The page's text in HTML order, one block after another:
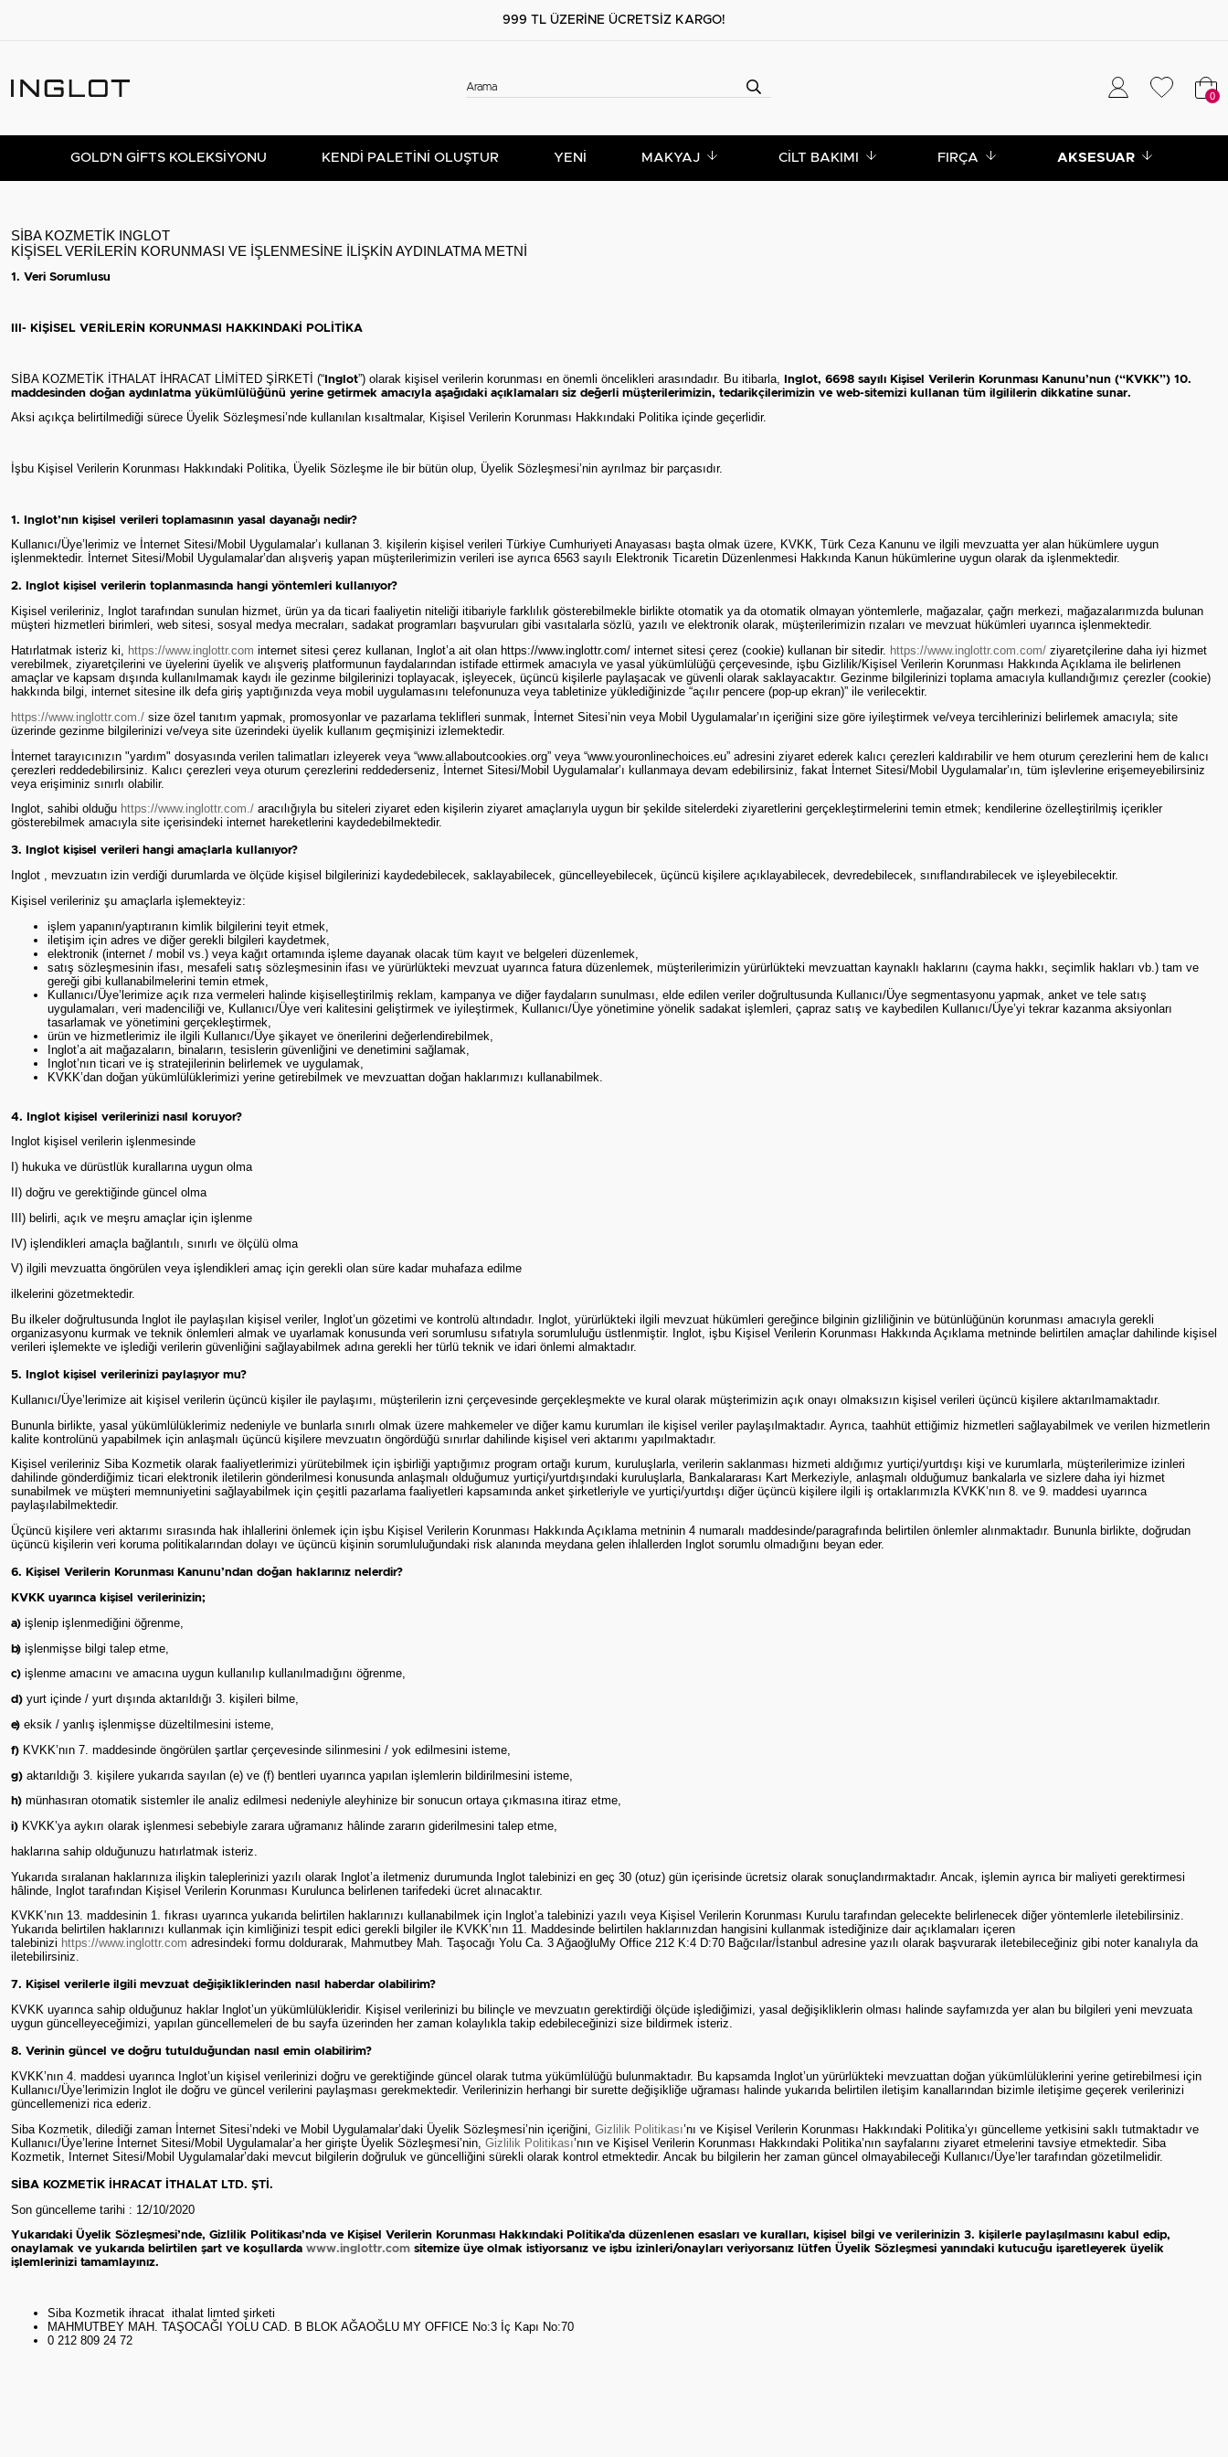
999 TL ÜZERİNE ÜCRETSİZ KARGO!
0
GOLD'N GIFTS KOLEKSIYONU KENDİ PALETİNİ OLUŞTUR YENİ MAKYAJ CILT BAKIMI FIRÇA AKSESUAR
SİBA KOZMETİK INGLOT
KİŞİSEL VERİLERİN KORUNMASI VE İŞLENMESİNE İLİŞKİN AYDINLATMA METNİ
1. Veri Sorumlusu
III- KİŞİSEL VERİLERİN KORUNMASI HAKKINDAKİ POLİTİKA
SİBA KOZMETİK İTHALAT İHRACAT LİMİTED ŞİRKETİ (“ Inglot”) olarak kişisel verilerin korunması en önemli öncelikleri arasındadır. Bu itibarla,
Inglot, 6698 sayılı Kişisel Verilerin Korunması Kanunu’nun (“KVKK”) 10.
maddesinden doğan aydınlatma yükümlülüğünü yerine getirmek amacıyla aşağıdaki açıklamaları siz değerli müşterilerimizin, tedarikçilerimizin ve web-sitemizi kullanan tüm ilgililerin dikkatine sunar.
Aksi açıkça belirtilmediği sürece Üyelik Sözleşmesi’nde kullanılan kısaltmalar, Kişisel Verilerin Korunması Hakkındaki Politika içinde geçerlidir.
İşbu Kişisel Verilerin Korunması Hakkındaki Politika, Üyelik Sözleşme ile bir bütün olup, Üyelik Sözleşmesi’nin ayrılmaz bir parçasıdır.
1. Inglot’nın kişisel verileri toplamasının yasal dayanağı nedir?
Kullanıcı/Üye’lerimiz ve İnternet Sitesi/Mobil Uygulamalar’ı kullanan 3. kişilerin kişisel verileri Türkiye Cumhuriyeti Anayasası başta olmak üzere, KVKK, Türk Ceza Kanunu ve ilgili mevzuatta yer alan hükümlere uygun
işlenmektedir. İnternet Sitesi/Mobil Uygulamalar’dan alışveriş yapan müşterilerimizin verileri ise ayrıca 6563 sayılı Elektronik Ticaretin Düzenlenmesi Hakkında Kanun hükümlerine uygun olarak da işlenmektedir.
2. Inglot kişisel verilerin toplanmasında hangi yöntemleri kullanıyor?
Kişisel verileriniz, Inglot tarafından sunulan hizmet, ürün ya da ticari faaliyetin niteliği itibariyle farklılık gösterebilmekle birlikte otomatik ya da otomatik olmayan yöntemlerle, mağazalar, çağrı merkezi, mağazalarımızda bulunan
müşteri hizmetleri birimleri, web sitesi, sosyal medya mecraları, sadakat programları başvuruları gibi vasıtalarla sözlü, yazılı ve elektronik olarak, müşterilerimizin rızaları ve mevzuat hükümleri uyarınca işlenmektedir.
Hatırlatmak isteriz ki,
https://www.inglottr.com internet sitesi çerez kullanan, Inglot’a ait olan https://www.inglottr.com/ internet sitesi çerez (cookie) kullanan bir sitedir. https://www.inglottr.com.com/ ziyaretçilerine daha iyi hizmet
verebilmek, ziyaretçilerini ve üyelerini üyelik ve alışveriş platformunun faydalarından istifade ettirmek amacıyla ve yasal yükümlülüğü çerçevesinde, işbu Gizlilik/Kişisel Verilerin Korunması Hakkında Açıklama ile belirlenen
amaçlar ve kapsam dışında kullanılmamak kaydı ile gezinme bilgilerinizi toplayacak, işleyecek, üçüncü kişilerle paylaşacak ve güvenli olarak saklayacaktır. Gezinme bilgilerinizi toplama amacıyla kullandığımız çerezler (cookie)
hakkında bilgi, internet sitesine ilk defa giriş yaptığınızda veya mobil uygulamasını telefonunuza veya tabletinize yüklediğinizde “açılır pencere (pop-up ekran)” ile verilecektir.
https://www.inglottr.com./ size özel tanıtım yapmak, promosyonlar ve pazarlama teklifleri sunmak, İnternet Sitesi’nin veya Mobil Uygulamalar’ın içeriğini size göre iyileştirmek ve/veya tercihlerinizi belirlemek amacıyla; site
üzerinde gezinme bilgilerinizi ve/veya site üzerindeki üyelik kullanım geçmişinizi izlemektedir.
İnternet tarayıcınızın "yardım" dosyasında verilen talimatları izleyerek veya “www.allaboutcookies.org” veya “www.youronlinechoices.eu” adresini ziyaret ederek kalıcı çerezleri kaldırabilir ve hem oturum çerezlerini hem de kalıcı
çerezleri reddedebilirsiniz. Kalıcı çerezleri veya oturum çerezlerini reddederseniz, İnternet Sitesi/Mobil Uygulamalar’ı kullanmaya devam edebilirsiniz, fakat İnternet Sitesi/Mobil Uygulamalar’ın, tüm işlevlerine erişemeyebilirsiniz
veya erişiminiz sınırlı olabilir.
Inglot, sahibi olduğu https://www.inglottr.com./ aracılığıyla bu siteleri ziyaret eden kişilerin ziyaret amaçlarıyla uygun bir şekilde sitelerdeki ziyaretlerini gerçekleştirmelerini temin etmek; kendilerine özelleştirilmiş içerikler
gösterebilmek amacıyla site içerisindeki internet hareketlerini kaydedebilmektedir.
3. Inglot kişisel verileri hangi amaçlarla kullanıyor?
Inglot , mevzuatın izin verdiği durumlarda ve ölçüde kişisel bilgilerinizi kaydedebilecek, saklayabilecek, güncelleyebilecek, üçüncü kişilere açıklayabilecek, devredebilecek, sınıflandırabilecek ve işleyebilecektir.
Kişisel verileriniz şu amaçlarla işlemekteyiz:
işlem yapanın/yaptıranın kimlik bilgilerini teyit etmek,
iletişim için adres ve diğer gerekli bilgileri kaydetmek,
elektronik (internet / mobil vs.) veya kağıt ortamında işleme dayanak olacak tüm kayıt ve belgeleri düzenlemek,
satış sözleşmesinin ifası, mesafeli satış sözleşmesinin ifası ve yürürlükteki mevzuat uyarınca fatura düzenlemek, müşterilerimizin yürürlükteki mevzuattan kaynaklı haklarını (cayma hakkı, seçimlik hakları vb.) tam ve
gereği gibi kullanabilmelerini temin etmek,
Kullanıcı/Üye’lerimize açık rıza vermeleri halinde kişiselleştirilmiş reklam, kampanya ve diğer faydaların sunulması, elde edilen veriler doğrultusunda Kullanıcı/Üye segmentasyonu yapmak, anket ve tele satış
uygulamaları, veri madenciliği ve, Kullanıcı/Üye veri kalitesini geliştirmek ve iyileştirmek, Kullanıcı/Üye yönetimine yönelik sadakat işlemleri, çapraz satış ve kaybedilen Kullanıcı/Üye’yi tekrar kazanma aksiyonları
tasarlamak ve yönetimini gerçekleştirmek,
ürün ve hizmetlerimiz ile ilgili Kullanıcı/Üye şikayet ve önerilerini değerlendirebilmek,
Inglot’a ait mağazaların, binaların, tesislerin güvenliğini ve denetimini sağlamak,
Inglot’nın ticari ve iş stratejilerinin belirlemek ve uygulamak,
KVKK’dan doğan yükümlülüklerimizi yerine getirebilmek ve mevzuattan doğan haklarımızı kullanabilmek.
4. Inglot kişisel verilerinizi nasıl koruyor?
Inglot kişisel verilerin işlenmesinde
I) hukuka ve dürüstlük kurallarına uygun olma
II) doğru ve gerektiğinde güncel olma
III) belirli, açık ve meşru amaçlar için işlenme
IV) işlendikleri amaçla bağlantılı, sınırlı ve ölçülü olma
V) ilgili mevzuatta öngörülen veya işlendikleri amaç için gerekli olan süre kadar muhafaza edilme
ilkelerini gözetmektedir.
Bu ilkeler doğrultusunda Inglot ile paylaşılan kişisel veriler, Inglot’un gözetimi ve kontrolü altındadır. Inglot, yürürlükteki ilgili mevzuat hükümleri gereğince bilginin gizliliğinin ve bütünlüğünün korunması amacıyla gerekli
organizasyonu kurmak ve teknik önlemleri almak ve uyarlamak konusunda veri sorumlusu sıfatıyla sorumluluğu üstlenmiştir. Inglot, işbu Kişisel Verilerin Korunması Hakkında Açıklama metninde belirtilen amaçlar dahilinde kişisel
verileri işlemekte ve işlediği verilerin güvenliğini sağlayabilmek adına gerekli her türlü teknik ve idari önlemi almaktadır.
5. Inglot kişisel verilerinizi paylaşıyor mu?
Kullanıcı/Üye’lerimize ait kişisel verilerin üçüncü kişiler ile paylaşımı, müşterilerin izni çerçevesinde gerçekleşmekte ve kural olarak müşterimizin açık onayı olmaksızın kişisel verileri üçüncü kişilere aktarılmamaktadır.
Bununla birlikte, yasal yükümlülüklerimiz nedeniyle ve bunlarla sınırlı olmak üzere mahkemeler ve diğer kamu kurumları ile kişisel veriler paylaşılmaktadır. Ayrıca, taahhüt ettiğimiz hizmetleri sağlayabilmek ve verilen hizmetlerin
kalite kontrolünü yapabilmek için anlaşmalı üçüncü kişilere mevzuatın öngördüğü sınırlar dahilinde kişisel veri aktarımı yapılmaktadır.
Kişisel verileriniz Siba Kozmetik olarak faaliyetlerimizi yürütebilmek için işbirliği yaptığımız program ortağı kurum, kuruluşlarla, verilerin saklanması hizmeti aldığımız yurtiçi/yurtdışı kişi ve kurumlarla, müşterilerimize izinleri
dahilinde gönderdiğimiz ticari elektronik iletilerin gönderilmesi konusunda anlaşmalı olduğumuz yurtiçi/yurtdışındaki kuruluşlarla, Bankalararası Kart Merkeziyle, anlaşmalı olduğumuz bankalarla ve sizlere daha iyi hizmet
sunabilmek ve müşteri memnuniyetini sağlayabilmek için çeşitli pazarlama faaliyetleri kapsamında anket şirketleriyle ve yurtiçi/yurtdışı diğer üçüncü kişilere ilgili iş ortaklarımızla KVKK’nın 8. ve 9. maddesi uyarınca
paylaşılabilmektedir.
Üçüncü kişilere veri aktarımı sırasında hak ihlallerini önlemek için işbu Kişisel Verilerin Korunması Hakkında Açıklama metninin 4 numaralı maddesinde/paragrafında belirtilen önlemler alınmaktadır. Bununla birlikte, doğrudan
üçüncü kişilerin veri koruma politikalarından dolayı ve üçüncü kişinin sorumluluğundaki risk alanında meydana gelen ihlallerden Inglot sorumlu olmadığını beyan eder.
6. Kişisel Verilerin Korunması Kanunu’ndan doğan haklarınız nelerdir?
KVKK uyarınca kişisel verilerinizin;
a) işlenip işlenmediğini öğrenme,
b) işlenmişse bilgi talep etme,
c) işlenme amacını ve amacına uygun kullanılıp kullanılmadığını öğrenme,
d) yurt içinde / yurt dışında aktarıldığı 3. kişileri bilme,
e) eksik / yanlış işlenmişse düzeltilmesini isteme,
f) KVKK’nın 7. maddesinde öngörülen şartlar çerçevesinde silinmesini / yok edilmesini isteme,
g) aktarıldığı 3. kişilere yukarıda sayılan (e) ve (f) bentleri uyarınca yapılan işlemlerin bildirilmesini isteme,
h) münhasıran otomatik sistemler ile analiz edilmesi nedeniyle aleyhinize bir sonucun ortaya çıkmasına itiraz etme,
i) KVKK’ya aykırı olarak işlenmesi sebebiyle zarara uğramanız hâlinde zararın giderilmesini talep etme,
haklarına sahip olduğunuzu hatırlatmak isteriz.
Yukarıda sıralanan haklarınıza ilişkin taleplerinizi yazılı olarak Inglot’a iletmeniz durumunda Inglot talebinizi en geç 30 (otuz) gün içerisinde ücretsiz olarak sonuçlandırmaktadır. Ancak, işlemin ayrıca bir maliyeti gerektirmesi
hâlinde, Inglot tarafından Kişisel Verilerin Korunması Kurulunca belirlenen tarifedeki ücret alınacaktır.
KVKK’nın 13. maddesinin 1. fıkrası uyarınca yukarıda belirtilen haklarınızı kullanabilmek için Inglot’a talebinizi yazılı veya Kişisel Verilerin Korunması Kurulu tarafından gelecekte belirlenecek diğer yöntemlerle iletebilirsiniz.
Yukarıda belirtilen haklarınızı kullanmak için kimliğinizi tespit edici gerekli bilgiler ile KVKK’nın 11. Maddesinde belirtilen haklarınızdan hangisini kullanmak istediğinize dair açıklamaları içeren
talebinizi https://www.inglottr.com adresindeki formu doldurarak, Mahmutbey Mah. Taşocağı Yolu Ca. 3 AğaoğluMy Office 212 K:4 D:70 Bağcılar/İstanbul adresine yazılı olarak başvurarak iletebileceğiniz gibi noter kanalıyla da
iletebilirsiniz.
7. Kişisel verilerle ilgili mevzuat değişikliklerinden nasıl haberdar olabilirim?
KVKK uyarınca sahip olduğunuz haklar Inglot’un yükümlülükleridir. Kişisel verilerinizi bu bilinçle ve mevzuatın gerektirdiği ölçüde işlediğimizi, yasal değişikliklerin olması halinde sayfamızda yer alan bu bilgileri yeni mevzuata
uygun güncelleyeceğimizi, yapılan güncellemeleri de bu sayfa üzerinden her zaman kolaylıkla takip edebileceğinizi size bildirmek isteriz.
8. Verinin güncel ve doğru tutulduğundan nasıl emin olabilirim?
KVKK’nın 4. maddesi uyarınca Inglot’un kişisel verilerinizi doğru ve gerektiğinde güncel olarak tutma yükümlülüğü bulunmaktadır. Bu kapsamda Inglot’un yürürlükteki mevzuattan doğan yükümlülüklerini yerine getirebilmesi için
Kullanıcı/Üye’lerimizin Inglot ile doğru ve güncel verilerini paylaşması gerekmektedir. Verilerinizin herhangi bir surette değişikliğe uğraması halinde yukarıda belirtilen iletişim kanallarından bizimle iletişime geçerek verilerinizi
güncellemenizi rica ederiz.
Siba Kozmetik, dilediği zaman İnternet Sitesi’ndeki ve Mobil Uygulamalar’daki Üyelik Sözleşmesi’nin içeriğini, Gizlilik Politikası’nı ve Kişisel Verilerin Korunması Hakkındaki Politika’yı güncelleme yetkisini saklı tutmaktadır ve
Kullanıcı/Üye’lerine İnternet Sitesi/Mobil Uygulamalar’a her girişte Üyelik Sözleşmesi’nin, Gizlilik Politikası’nın ve Kişisel Verilerin Korunması Hakkındaki Politika’nın sayfalarını ziyaret etmelerini tavsiye etmektedir. Siba
Kozmetik, Internet Sitesi/Mobil Uygulamalar’daki mevcut bilgilerin doğruluk ve güncelliğini sürekli olarak kontrol etmektedir. Ancak bu bilgilerin her zaman güncel olmayabileceği Kullanıcı/Üye’ler tarafından gözetilmelidir.
SİBA KOZMETİK İHRACAT İTHALAT LTD. ŞTİ .
Son güncelleme tarihi : 12/10/2020
Yukarıdaki Üyelik Sözleşmesi’nde, Gizlilik Politikası’nda ve Kişisel Verilerin Korunması Hakkındaki Politika’da düzenlenen esasları ve kuralları, kişisel bilgi ve verilerinizin 3. kişilerle paylaşılmasını kabul edip,
onaylamak ve yukarıda belirtilen şart ve koşullarda www.inglottr.com sitemize üye olmak istiyorsanız ve işbu izinleri/onayları veriyorsanız lütfen Üyelik Sözleşmesi yanındaki kutucuğu işaretleyerek üyelik
işlemlerinizi tamamlayınız.
Siba Kozmetik ihracat ithalat limted şirketi
MAHMUTBEY MAH. TAŞOCAĞI YOLU CAD. B BLOK AĞAOĞLU MY OFFICE No:3 İç Kapı No:70
0 212 809 24 72